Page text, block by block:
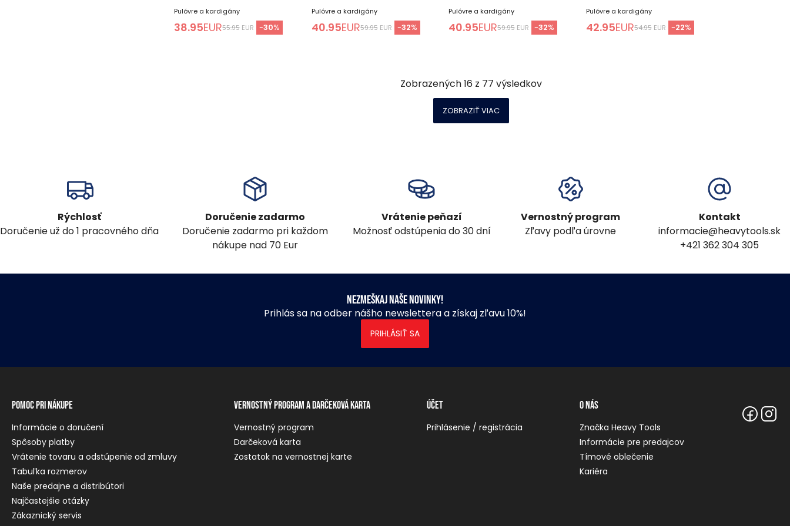
Pulóvre a kardigány
38.95EUR55.95 EUR -30%
Pulóvre a kardigány
40.95EUR59.95EUR -32%
Pulóvre a kardigány
40.95EUR59.95 EUR -32%
Pulóvre a kardigány
42.95EUR54.95EUR -22%
Zobrazených16 z 77 výsledkov
ZOBRAZIŤ VIAC
Rýchlosť
Doručenie už do 1 pracovného dňa
Doručenie zadarmo
Doručenie zadarmo pri každom
nákupe nad 70 Eur
Vrátenie peňazí
Možnosť odstúpenia do 30 dní
Vernostný program
Zľavy podľa úrovne
Kontakt
informacie@heavytools.sk
+421 362 304 305
Nezmeškaj naše novinky!
Prihlás sa na odber nášho newslettera a získaj zľavu 10%!
PRIHLÁSIŤ SA
Pomoc pri nákupe
Informácie o doručení
Spôsoby platby
Vrátenie tovaru a odstúpenie od zmluvy
Tabuľka rozmerov
Naše predajne a distribútori
Najčastejšie otázky
Zákaznický servis
Vernostný program a darčeková karta
Vernostný program
Darčeková karta
Zostatok na vernostnej karte
Účet
Prihlásenie / registrácia
O nás
Značka Heavy Tools
Informácie pre predajcov
Tímové oblečenie
Kariéra